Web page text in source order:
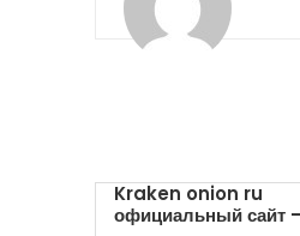
Kraken onion ru
официальный сайт –